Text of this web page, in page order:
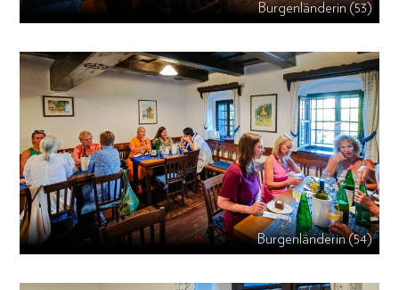
Burgenländerin (53)
Burgenländerin (54)